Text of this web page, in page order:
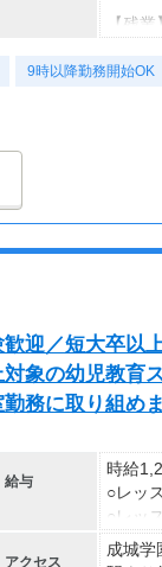
ス距
【賞与
未経
経験
新宿
【残業
9時以降勤務開始OK
迎／短大卒以
象の幼児教育
務に取り組めま
給与
時給
○レッ
○レッ
アシ
アクセス
成城学